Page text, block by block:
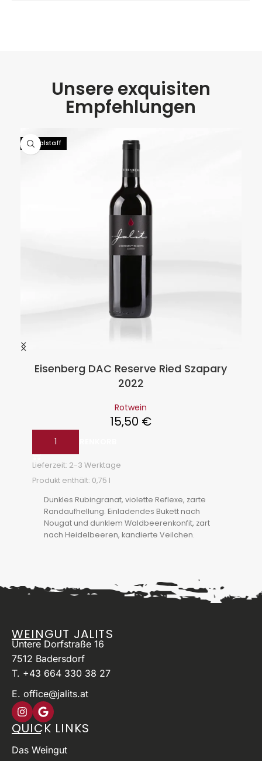
Unsere exquisiten
Empfehlungen
92 Falstaff
Eisenberg DAC Reserve Ried Szapary
2022
Rotwein
15,50 €
IN DEN WARENKORB
Lieferzeit: 2-3 Werktage
Produkt enthält: 0,75 l
Dunkles Rubingranat, violette Reflexe, zarte
Randaufhellung. Einladendes Bukett nach
Nougat und dunklem Waldbeerenkonfit, zart
nach Heidelbeeren, kandierte Veilchen.
WEINGUT JALITS
Untere Dorfstraße 16
7512 Badersdorf
T. +43 664 330 38 27
E. office@jalits.at
QUICK LINKS
Das Weingut